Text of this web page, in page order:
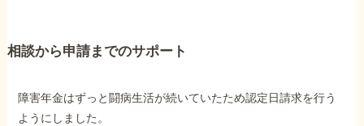
相談から申請までのサポート
障害年金はずっと闘病生活が続いていたため認定日請求を行う
ようにしました。